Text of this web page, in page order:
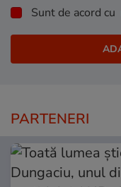
Sunt de acord cu
PARTENERI